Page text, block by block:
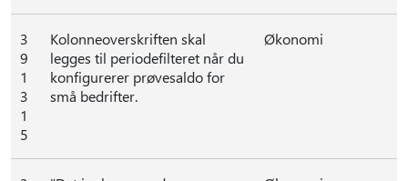
3
9
1
3
1
5
Kolonneoverskriften skal
legges til periodefilteret når du
konfigurerer prøvesaldo for
små bedrifter.
Økonomi